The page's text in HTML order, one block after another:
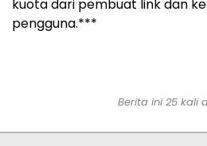
kuota dari pembuat link dan
pengguna.***
Berita ini 25 kali